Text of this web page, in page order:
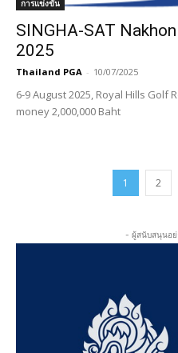
การแข่งขัน
SINGHA-SAT
2025
Thailand PGA - 10/07/2025
6-9 August 2025, Royal Hills Golf
money 2,000,000 Baht
1 2
- ผู้สนับสนุนอย่